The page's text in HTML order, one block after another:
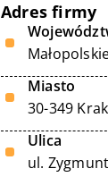
Adres firmy
Miasto
30-349
Ulica
ul.